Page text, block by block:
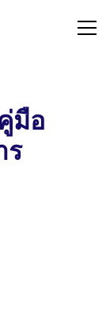
มือ
ร